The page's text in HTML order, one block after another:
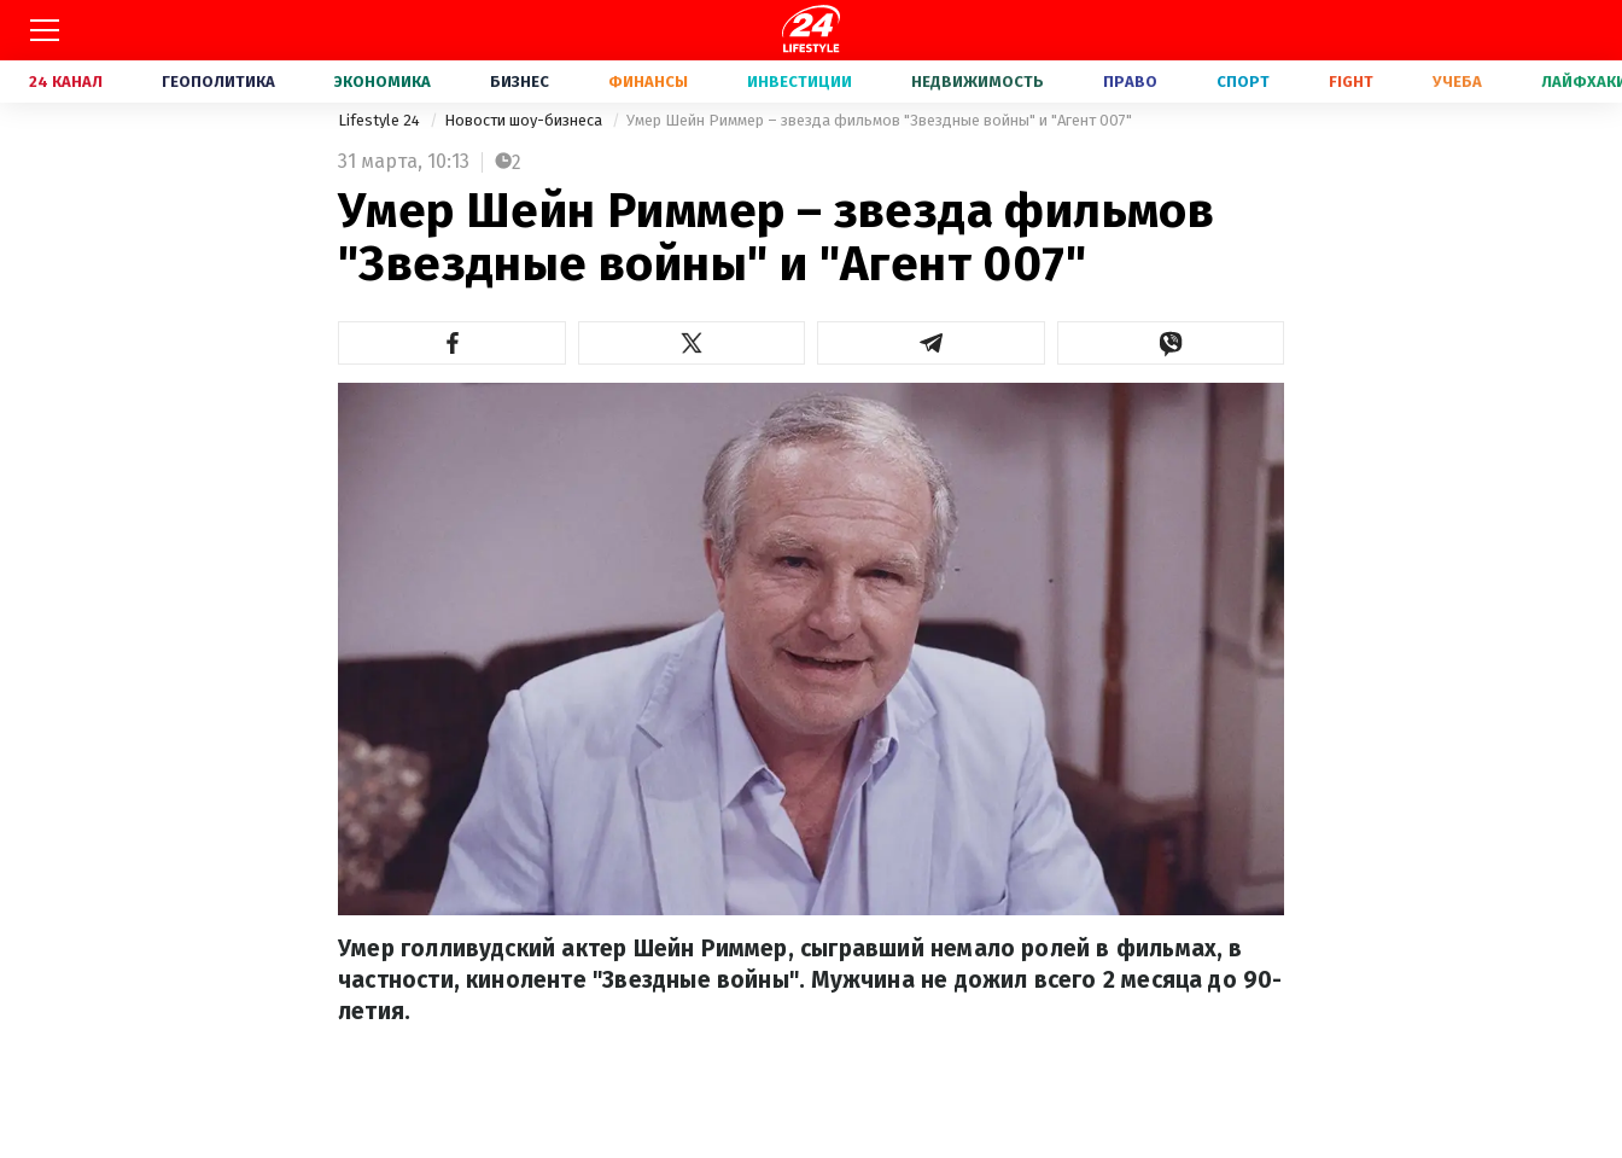
24 КАНАЛ ГЕОПОЛИТИКА ЭКОНОМИКА БИЗНЕС ФИНАНСЫ ИНВЕСТИЦИИ НЕДВИЖИМОСТЬ ПРАВО СПОРТ FIGHT УЧЕБА
Lifestyle 24 Новости шоу-бизнеса Умер Шейн Риммер – звезда фильмов "Звездные войны" и "Агент 007"
31 марта, 10:13 2
Умер Шейн Риммер – звезда фильмов
"Звездные войны" и "Агент 007"
Умер голливудский актер Шейн Риммер, сыгравший немало ролей в фильмах, в
частности, киноленте "Звездные войны". Мужчина не дожил всего 2 месяца до 90-
летия.